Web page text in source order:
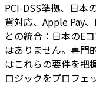
PCI-DSS準拠、日本
貨対応、Apple Pay
との統合：日本のE
はありません。専門
はこれらの要件を把
ロジックをプロフェ